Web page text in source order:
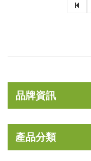
品牌資訊
產品分類